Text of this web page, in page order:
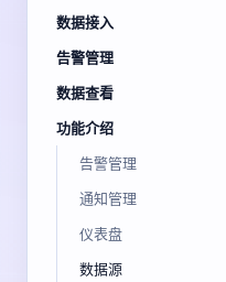
数据接入
告警管理
数据查看
功能介绍
告警管理
通知管理
仪表盘
数据源